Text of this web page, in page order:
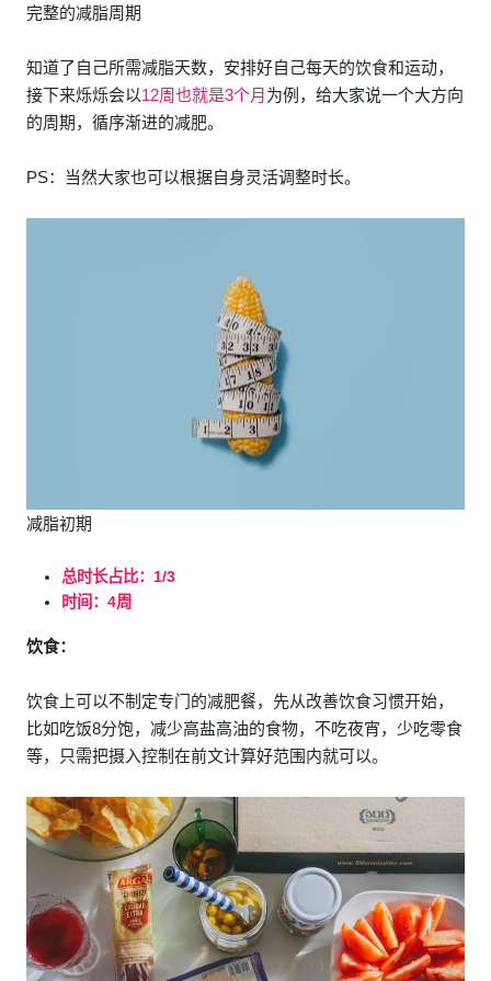
完整的减脂周期
知道了自己所需减脂天数，安排好自己每天的饮食和运动，
接下来烁烁会以12周也就是3个月 为例，给大家说一个大方向
的周期，循序渐进的减肥。
PS：当然大家也可以根据自身灵活调整时长。
减脂初期
总时长占比：1/3
时间：4周
饮食：
饮食上可以不制定专门的减肥餐，先从改善饮食习惯开始，
比如吃饭8分饱，减少高盐高油的食物，不吃夜宵，少吃零食
等，只需把摄入控制在前文计算好范围内就可以。